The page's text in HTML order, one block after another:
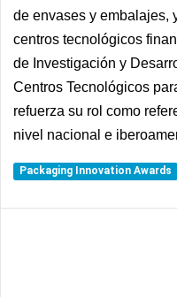
de envases y embalajes,
centros tecnológicos
de Investigación y
Centros Tecnológicos
refuerza su rol como
nivel nacional e
Packaging Innovation Awards